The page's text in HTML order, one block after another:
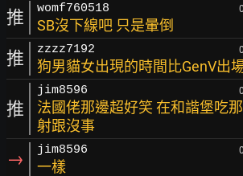
推 womf760518
SB沒下線吧 只是暈倒
推 zzzz7192
狗男貓女出現的時間比GenV出
推
jim8596
法國佬那邊超好笑 在和諧堡吃
射跟沒事
→ jim8596
一樣